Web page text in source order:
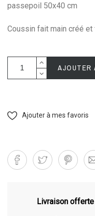
passepoil 50x40 cm
Coussin fait main créé
AJOUTER
Ajouter à mes favoris
Livraison